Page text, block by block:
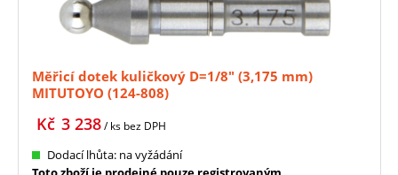
Měřicí dotek kuličkový D=1/8" (3,175 mm)
MITUTOYO (124-808)
3 238
Kč / ks bez DPH
Dodací lhůta: na vyžádání